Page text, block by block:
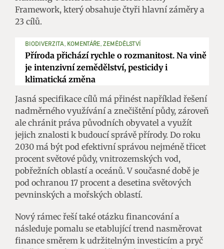
Framework, který obsahuje čtyři hlavní záměry a
23 cílů.
BIODIVERZITA, KOMENTÁŘE, ZEMĚDĚLSTVÍ
Příroda přichází rychle o rozmanitost. Na vině
je intenzivní zemědělství, pesticidy i
klimatická změna
Jasná specifikace cílů má přinést například řešení
nadměrného využívání a znečištění půdy, zároveň
ale chránit práva původních obyvatel a využít
jejich znalosti k budoucí správě přírody. Do roku
2030 má být pod efektivní správou nejméně třicet
procent světové půdy, vnitrozemských vod,
pobřežních oblastí a oceánů. V současné době je
pod ochranou 17 procent a desetina světových
pevninských a mořských oblastí.
Nový rámec řeší také otázku financování a
následuje pomalu se etablující trend nasměrovat
finance směrem k udržitelným investicím a pryč